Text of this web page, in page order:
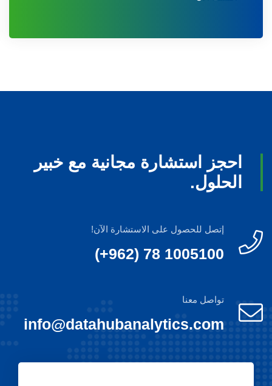
احجز استشارة مجانية مع خبير
الحلول.
إتصل للحصول على الاستشارة الآن!
(+962) 78 1005100
تواصل معنا
info@datahubanalytics.com